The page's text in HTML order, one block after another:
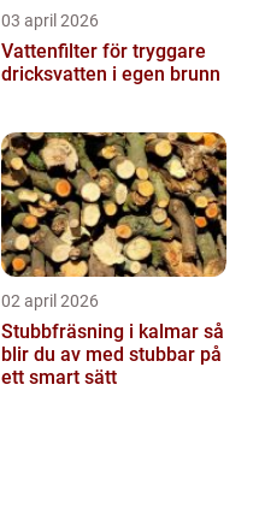
03 april 2026
Vattenfilter för tryggare
dricksvatten i egen brunn
02 april 2026
Stubbfräsning i kalmar så
blir du av med stubbar på
ett smart sätt